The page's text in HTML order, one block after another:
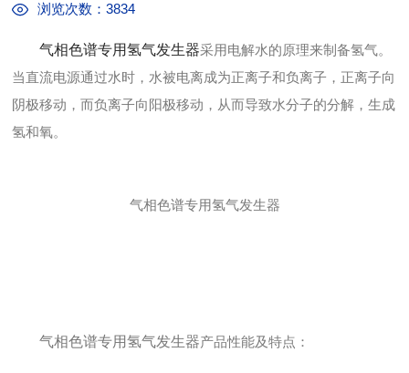
浏览次数：3834
气相色谱专用氢气发生器采用电解水的原理来制备氢气。
当直流电源通过水时，水被电离成为正离子和负离子，正离子向
阴极移动，而负离子向阳极移动，从而导致水分子的分解，生成
氢和氧。
气相色谱专用氢气发生器
气相色谱专用氢气发生器产品性能及特点：